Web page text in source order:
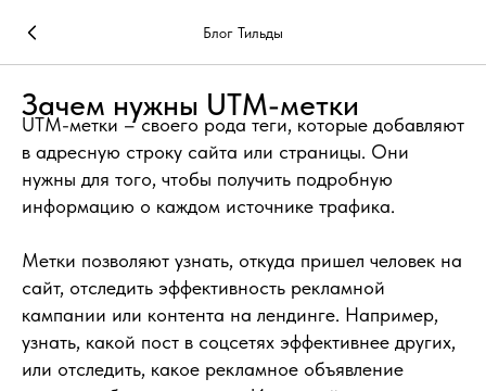
Блог Тильды
Зачем нужны UTM-метки
UTM-метки – своего рода теги, которые добавляют
в адресную строку сайта или страницы. Они
нужны для того, чтобы получить подробную
информацию о каждом источнике трафика.
Метки позволяют узнать, откуда пришел человек на
сайт, отследить эффективность рекламной
кампании или контента на лендинге. Например,
узнать, какой пост в соцсетях эффективнее других,
или отследить, какое рекламное объявление